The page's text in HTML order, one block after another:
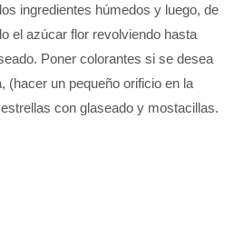
ingredientes húmedos y luego, de
el azúcar flor revolviendo hasta
Poner colorantes si se desea
(hacer un pequeño orificio en la
con glaseado y mostacillas.